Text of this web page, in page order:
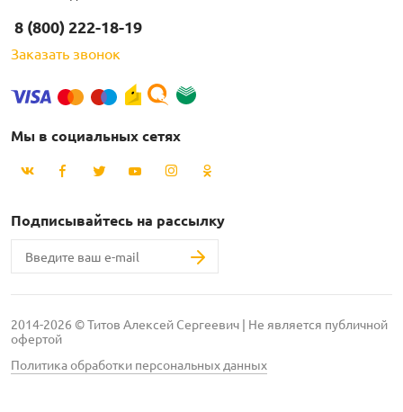
8 (800) 222-18-19
Заказать звонок
Мы в социальных сетях
Подписывайтесь на рассылку
2014-2026 © Титов Алексей Сергеевич | Не является публичной
офертой
Политика обработки персональных данных